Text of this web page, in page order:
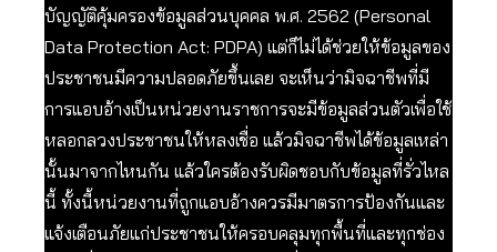
บัญญัติคุ้มครองข้อมูลส่วนบุคคล พ.ศ. 2562 (Personal
Data Protection Act: PDPA) แต่ก็ไม่ได้ช่วยให้ข้อมูลของ
ประชาชนมีความปลอดภัยขึ้นเลย จะเห็นว่ามิจฉาชีพที่มี
การแอบอ้างเป็นหน่วยงานราชการจะมีข้อมูลส่วนตัวเพื่อใช้
หลอกลวงประชาชนให้หลงเชื่อ แล้วมิจฉาชีพได้ข้อมูลเหล่า
นั้นมาจากไหนกัน แล้วใครต้องรับผิดชอบกับข้อมูลที่รั่วไหล
นี้ ทั้งนี้หน่วยงานที่ถูกแอบอ้างควรมีมาตรการป้องกันและ
แจ้งเตือนภัยแก่ประชาชนให้ครอบคลุมทุกพื้นที่และทุกช่อง